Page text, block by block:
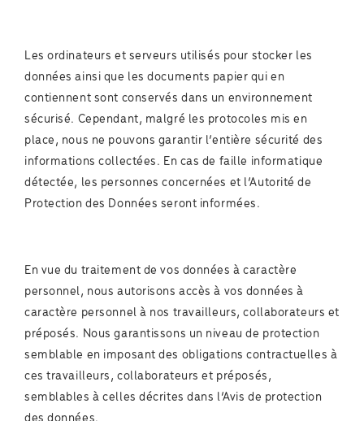
Les ordinateurs et serveurs utilisés pour stocker les
données ainsi que les documents papier qui en
contiennent sont conservés dans un environnement
sécurisé. Cependant, malgré les protocoles mis en
place, nous ne pouvons garantir l’entière sécurité des
informations collectées. En cas de faille informatique
détectée, les personnes concernées et l’Autorité de
Protection des Données seront informées.
En vue du traitement de vos données à caractère
personnel, nous autorisons accès à vos données à
caractère personnel à nos travailleurs, collaborateurs et
préposés. Nous garantissons un niveau de protection
semblable en imposant des obligations contractuelles à
ces travailleurs, collaborateurs et préposés,
semblables à celles décrites dans l’Avis de protection